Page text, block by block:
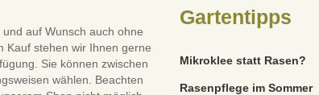
auf Wunsch auch ohne
Kauf stehen wir Ihnen gerne
Sie können zwischen
wählen. Beachten
Gartentipps
Mikroklee statt Rasen?
Rasenpflege im Sommer